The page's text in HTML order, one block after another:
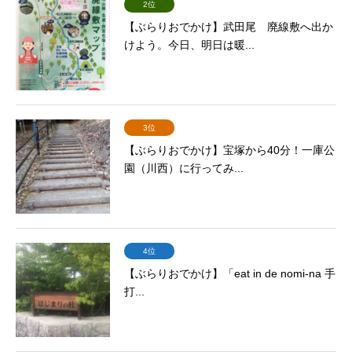
2位
【ぶらりおでかけ】武田尾 廃線敷へ出か
けよう。今日、明日は暖...
3位
【ぶらりおでかけ】宝塚から40分！一庫公
園（川西）に行ってみ...
4位
【ぶらりおでかけ】「eat in de nomi-na 手
打...